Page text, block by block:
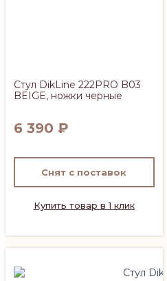
Стул DikLine 222PRO B03
BEIGE, ножки черные
6 390 ₽
Снят с поставок
Купить товар в 1 клик